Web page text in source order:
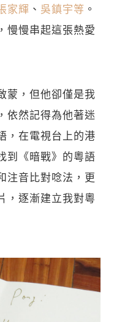
家輝 、 吳鎮宇等 。
慢慢串起這張熱愛
蒙，但他卻僅是我
依然記得為他著迷
，在電視台上的港
到《暗戰》的粵語
注音比對唸法，更
，逐漸建立我對粵